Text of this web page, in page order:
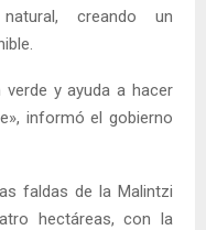
creando un
y ayuda a hacer
informó el gobierno
faldas de la Malintzi
hectáreas, con la